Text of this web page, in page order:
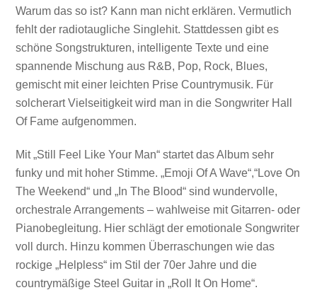
Warum das so ist? Kann man nicht erklären. Vermutlich
fehlt der radiotaugliche Singlehit. Stattdessen gibt es
schöne Songstrukturen, intelligente Texte und eine
spannende Mischung aus R&B, Pop, Rock, Blues,
gemischt mit einer leichten Prise Countrymusik. Für
solcherart Vielseitigkeit wird man in die Songwriter Hall
Of Fame aufgenommen.
Mit „Still Feel Like Your Man“ startet das Album sehr
funky und mit hoher Stimme. „Emoji Of A Wave“,“Love On
The Weekend“ und „In The Blood“ sind wundervolle,
orchestrale Arrangements – wahlweise mit Gitarren- oder
Pianobegleitung. Hier schlägt der emotionale Songwriter
voll durch. Hinzu kommen Überraschungen wie das
rockige „Helpless“ im Stil der 70er Jahre und die
countrymäßige Steel Guitar in „Roll It On Home“.